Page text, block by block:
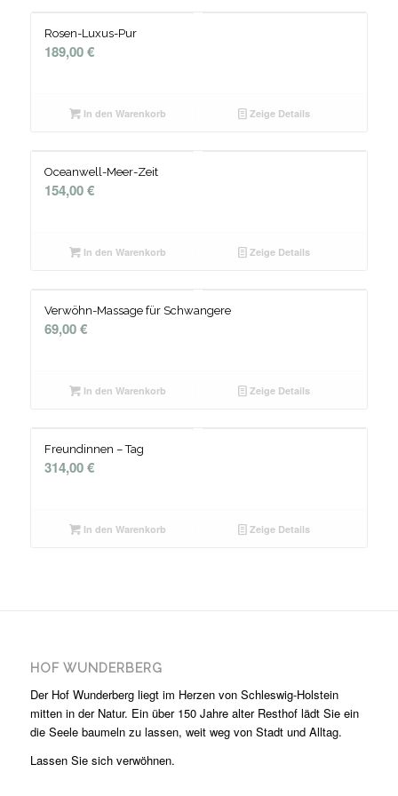
Rosen-Luxus-Pur
189,00€
In den Warenkorb Zeige Details
Oceanwell-Meer-Zeit
154,00€
In den Warenkorb Zeige Details
Verwöhn-Massage für Schwangere
69,00€
In den Warenkorb Zeige Details
Freundinnen – Tag
314,00€
In den Warenkorb Zeige Details
HOF WUNDERBERG
Der Hof Wunderberg liegt im Herzen von Schleswig-Holstein
mitten in der Natur. Ein über 150 Jahre alter Resthof lädt Sie ein
die Seele baumeln zu lassen, weit weg von Stadt und Alltag.
Lassen Sie sich verwöhnen.